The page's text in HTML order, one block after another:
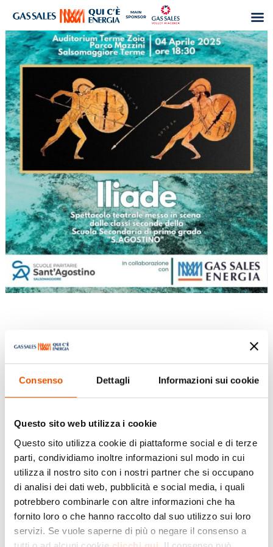
Consenso Dettagli Informazioni sui cookie
Questo sito web utilizza i cookie
Questo sito utilizza cookie di piattaforme social e di terze
parti, condividiamo inoltre informazioni sul modo in cui
utilizza il nostro sito con i nostri partner che si occupano
di analisi dei dati web, pubblicità e social media, i quali
potrebbero combinarle con altre informazioni che ha
fornito loro o che hanno raccolto dal suo utilizzo sui loro
servizi. Se vuole saperne di più o negare il consenso a
Spettacolo Teatrale “Iliade” Scuola
Sant’Agostino
Gas Sales Energia vi aspetta venerdì 4 aprile,
alle ore 18.30, presso l’Auditorium Terme Zoia di
Parco Mazzini a Salsomaggiore Terme. Gli alunni
delle classi seconde, della Scuola Secondaria di
primo grado “Sant’Agostino”, si esibiranno nello
spettacolo teatrale “Iliade”. Sarà un’occasione
per riscoprire la cultura Epica!